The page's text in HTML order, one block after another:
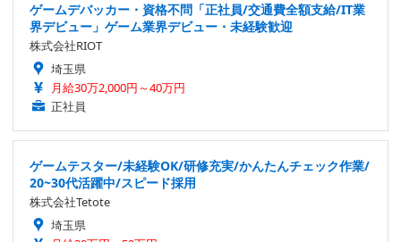
ゲームデバッカー・資格不問「正社員/交通費全額支給/IT業
界デビュー」ゲーム業界デビュー・未経験歓迎
株式会社RIOT
埼玉県
月給30万2,000円～40万円
正社員
ゲームテスター/未経験OK/研修充実/かんたんチェック作業/
20~30代活躍中/スピード採用
株式会社Tetote
埼玉県